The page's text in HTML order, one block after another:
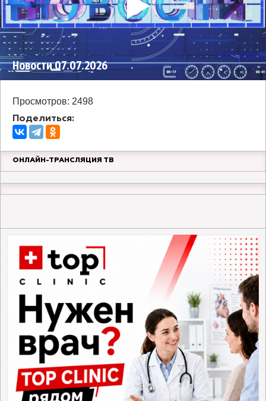
Новости 07.07.2026
Просмотров: 2498
Поделиться:
ОНЛАЙН-ТРАНСЛЯЦИЯ ТВ